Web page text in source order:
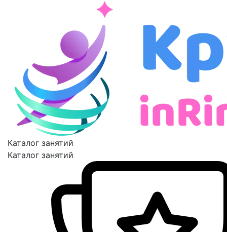
Каталог занятий
Каталог занятий